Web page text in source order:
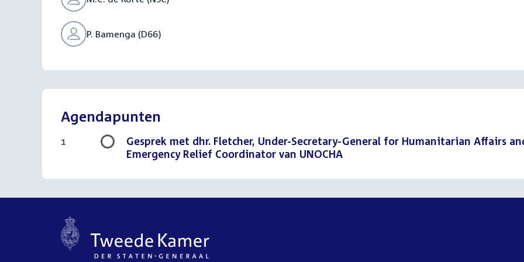
P. Bamenga (D66)
Agendapunten
Gesprek met dhr. Fletcher, Under-Secretary-General for Humanitarian Affairs
Emergency Relief Coordinator van UNOCHA
1